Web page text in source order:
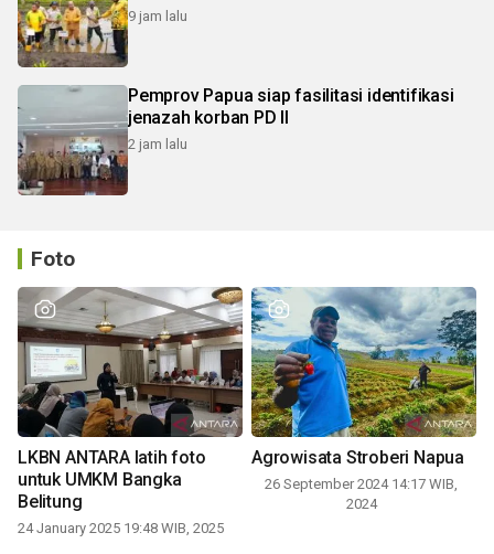
9 jam lalu
Pemprov Papua siap fasilitasi identifikasi
jenazah korban PD II
2 jam lalu
Foto
LKBN ANTARA latih foto
untuk UMKM Bangka
Belitung
24 January 2025 19:48 WIB, 2025
Agrowisata Stroberi Napua
26 September 2024 14:17 WIB,
2024